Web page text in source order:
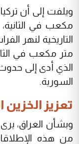
ويلفت إلى أن
مكعب في
متر مكعب في
الذي أدى إلى
السورية.
تعزيز الخزين
وبشأن العراق،
من هذه